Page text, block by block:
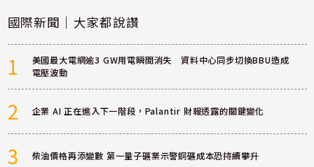
國際新聞｜大家都說讚
1
美國最大電網逾3 GW用電瞬間消失 資料中心同步切換BBU造成
電壓波動
2 企業 AI 正在進入下一階段，Palantir 財報透露的關鍵變化
3 柴油價格再添變數 第一量子礦業示警銅礦成本恐持續攀升